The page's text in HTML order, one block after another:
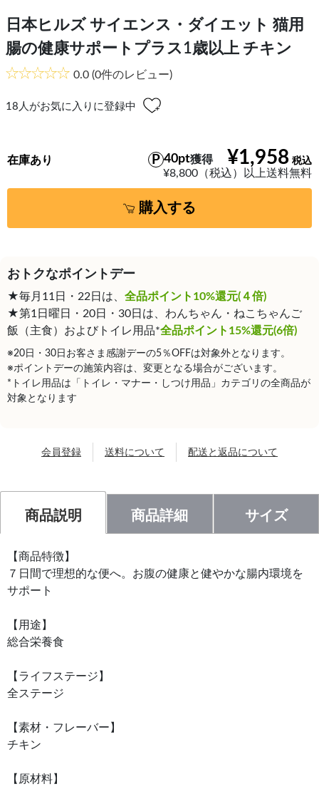
日本ヒルズ サイエンス・ダイエット 猫用
腸の健康サポートプラス1歳以上 チキン
0.0 (0件のレビュー)
18 人がお気に入りに登録中
¥1,958
40pt獲得
¥8,800（税込）以上送料無料
在庫あり
購入する
おトクなポイントデー
★毎月11日・22日は、 全品ポイント10%還元(４倍)
★第1日曜日・20日・30日は、わんちゃん・ねこちゃんご
飯（主食）およびトイレ用品*全品ポイント15%還元(6倍)
※20日・30日お客さま感謝デーの5％OFFは対象外となります。
※ポイントデーの施策内容は、変更となる場合がございます。
*トイレ用品は「トイレ・マナー・しつけ用品」カテゴリの全商品が
対象となります
会員登録 送料について 配送と返品について
商品説明 商品詳細 サイズ
【商品特徴】
７日間で理想的な便へ。お腹の健康と健やかな腸内環境を
サポート
【用途】
総合栄養食
【ライフステージ】
全ステージ
【素材・フレーバー】
チキン
【原材料】